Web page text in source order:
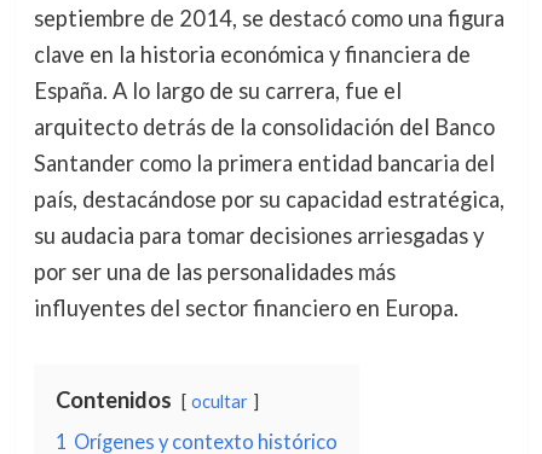
septiembre de 2014, se destacó como una figura
clave en la historia económica y financiera de
España. A lo largo de su carrera, fue el
arquitecto detrás de la consolidación del Banco
Santander como la primera entidad bancaria del
país, destacándose por su capacidad estratégica,
su audacia para tomar decisiones arriesgadas y
por ser una de las personalidades más
influyentes del sector financiero en Europa.
Contenidos ocultar
1 Orígenes y contexto histórico